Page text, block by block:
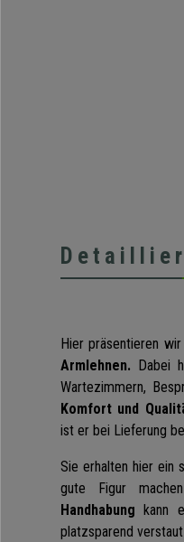
Hier präsentieren
Armlehnen. Dabei
Wartezimmern,
Komfort und
ist er bei Lieferung
Sie erhalten hier ein
gute Figur
Handhabung kann
platzsparend